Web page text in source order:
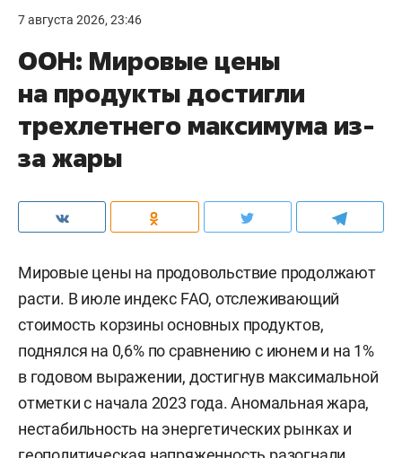
7 августа 2026, 23:46
ООН: Мировые цены
на продукты достигли
трехлетнего максимума из-
за жары
Мировые цены на продовольствие продолжают
расти. В июле индекс FAO, отслеживающий
стоимость корзины основных продуктов,
поднялся на 0,6% по сравнению с июнем и на 1%
в годовом выражении, достигнув максимальной
отметки с начала 2023 года. Аномальная жара,
нестабильность на энергетических рынках и